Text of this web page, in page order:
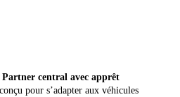
central avec apprêt
pour s’adapter aux véhicules